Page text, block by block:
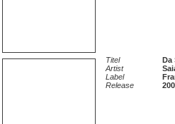
Titel
Da
Artist
Label
Release